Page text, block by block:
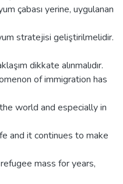
çabası yerine, uygulanan
stratejisi geliştirilmelidir.
dikkate alınmalıdır.
of immigration has
world and especially in
and it continues to make
mass for years,